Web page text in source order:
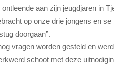
aan zijn jeugdjaren in
op onze drie jongens en se
doorgaan”.
vragen worden gesteld en
schoot met deze